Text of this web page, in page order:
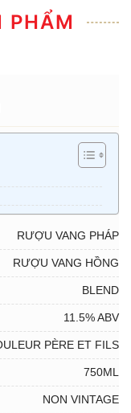
PHẨM
RƯỢU VANG PHÁP
RƯỢU VANG HỒNG
BLEND
11.5% ABV
PÈRE ET FILS
750ML
NON VINTAGE